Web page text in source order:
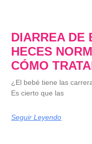
DIARREA DE
HECES
CÓMO
¿El bebé tiene las
Es cierto que las
Seguir Leyendo